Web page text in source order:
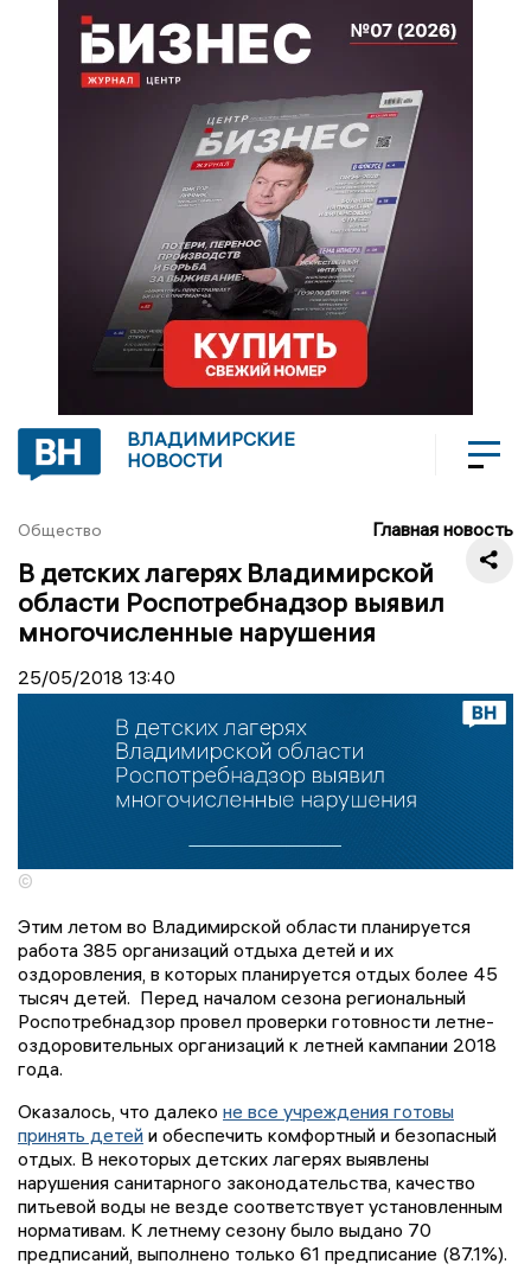
ВЛАДИМИРСКИЕ
НОВОСТИ
Общество Главная новость
В детских лагерях Владимирской
области Роспотребнадзор выявил
многочисленные нарушения
25/05/2018 13:40
©
Этим летом во Владимирской области планируется
работа 385 организаций отдыха детей и их
оздоровления, в которых планируется отдых более 45
тысяч детей. Перед началом сезона региональный
Роспотребнадзор провел проверки готовности летне-
оздоровительных организаций к летней кампании 2018
года.
Оказалось, что далеко не все учреждения готовы
принять детей и обеспечить комфортный и безопасный
отдых. В некоторых детских лагерях выявлены
нарушения санитарного законодательства, качество
питьевой воды не везде соответствует установленным
нормативам. К летнему сезону было выдано 70
предписаний, выполнено только 61 предписание (87.1%).